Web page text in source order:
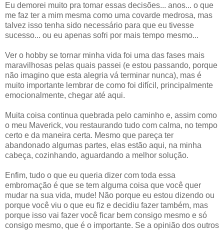
Eu demorei muito pra tomar essas decisões... anos... o que
me faz ter a mim mesma como uma covarde medrosa, mas
talvez isso tenha sido necessário para que eu tivesse
sucesso... ou eu apenas sofri por mais tempo mesmo...
Ver o hobby se tornar minha vida foi uma das fases mais
maravilhosas pelas quais passei (e estou passando, porque
não imagino que esta alegria vá terminar nunca), mas é
muito importante lembrar de como foi difícil, principalmente
emocionalmente, chegar até aqui.
Muita coisa continua quebrada pelo caminho e, assim como
o meu Maverick, vou restaurando tudo com calma, no tempo
certo e da maneira certa. Mesmo que pareça ter
abandonado algumas partes, elas estão aqui, na minha
cabeça, cozinhando, aguardando a melhor solução.
Enfim, tudo o que eu queria dizer com toda essa
embromação é que se tem alguma coisa que você quer
mudar na sua vida, mude! Não porque eu estou dizendo ou
porque você viu o que eu fiz e decidiu fazer também, mas
porque isso vai fazer você ficar bem consigo mesmo e só
consigo mesmo, que é o importante. Se a opinião dos outros